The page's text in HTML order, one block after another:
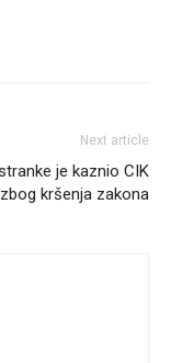
Next article
je kaznio CIK
kršenja zakona